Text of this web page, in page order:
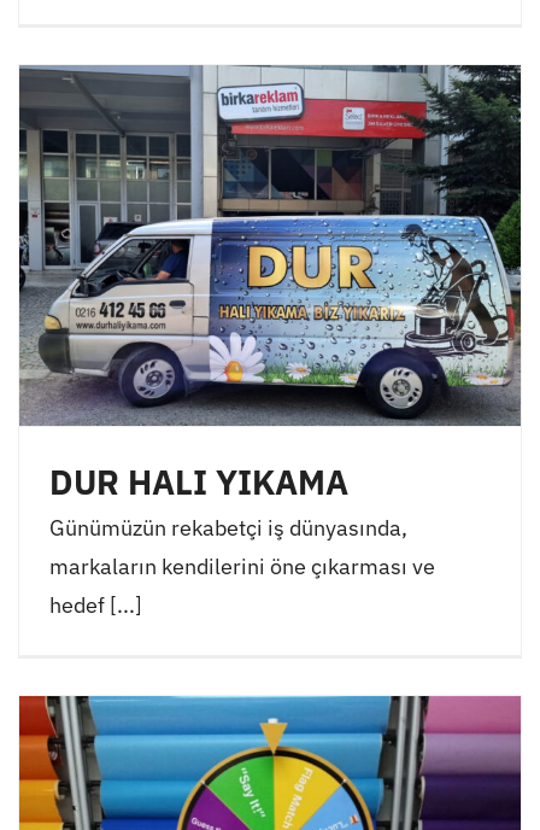
DUR HALI YIKAMA
Günümüzün rekabetçi iş dünyasında,
markaların kendilerini öne çıkarması ve
hedef [...]